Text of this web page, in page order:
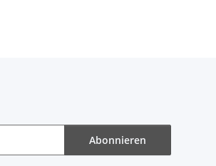
Abonnieren